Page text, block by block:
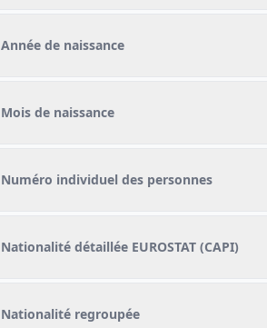
Année de naissance
Mois de naissance
Numéro individuel des personnes
Nationalité détaillée EUROSTAT (CAPI)
Nationalité regroupée